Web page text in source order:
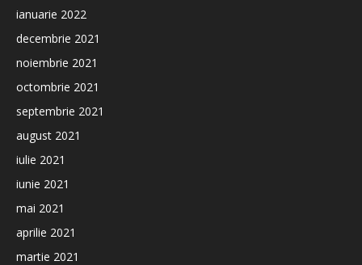
ianuarie 2022
decembrie 2021
noiembrie 2021
octombrie 2021
septembrie 2021
august 2021
iulie 2021
iunie 2021
mai 2021
aprilie 2021
martie 2021